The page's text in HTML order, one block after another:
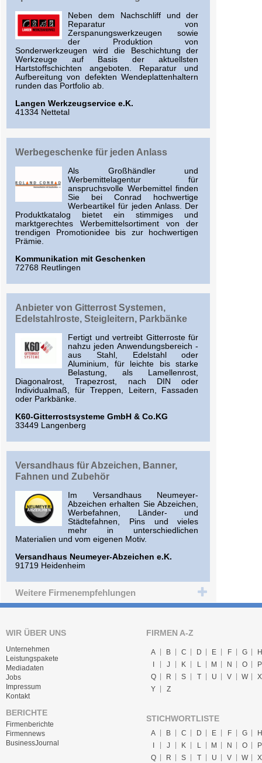
Neben dem Nachschliff und der
Reparatur von
Zerspanungswerkzeugen sowie
der Produktion von
Sonderwerkzeugen wird die Beschichtung der
Werkzeuge auf Basis der aktuellsten
Hartstoffschichten angeboten. Reparatur und
Aufbereitung von defekten Wendeplattenhaltern
runden das Portfolio ab.
Langen Werkzeugservice e.K.
41334 Nettetal
Werbegeschenke für jeden Anlass
Als Großhändler und
Werbemittelagentur für
anspruchsvolle Werbemittel finden
Sie bei Conrad hochwertige
Werbeartikel für jeden Anlass. Der
Produktkatalog bietet ein stimmiges und
marktgerechtes Werbemittelsortiment von der
trendigen Promotionidee bis zur hochwertigen
Prämie.
Kommunikation mit Geschenken
72768 Reutlingen
Anbieter von Gitterrost Systemen,
Edelstahlroste, Steigleitern, Parkbänke
Fertigt und vertreibt Gitterroste für
nahzu jeden Anwendungsbereich -
aus Stahl, Edelstahl oder
Aluminium, für leichte bis starke
Belastung, als Lamellenrost,
Diagonalrost, Trapezrost, nach DIN oder
Individualmaß, für Treppen, Leitern, Fassaden
oder Parkbänke.
K60-Gitterrostsysteme GmbH & Co.KG
33449 Langenberg
Versandhaus für Abzeichen, Banner,
Fahnen und Zubehör
Im Versandhaus Neumeyer-
Abzeichen erhalten Sie Abzeichen,
Werbefahnen, Länder- und
Städtefahnen, Pins und vieles
mehr in unterschiedlichen
Materialien und vom eigenen Motiv.
Versandhaus Neumeyer-Abzeichen e.K.
91719 Heidenheim
Weitere Firmenempfehlungen
WIR ÜBER UNS
Unternehmen
Leistungspakete
Mediadaten
Jobs
Impressum
Kontakt
BERICHTE
Firmenberichte
Firmennews
BusinessJournal
FIRMEN A-Z
A B C D E F G
H
J K L M N O
P
Q
R S T U V W
X
Y
Z
STICHWORTLISTE
A B C D E F G
H
J K L M N O
P
Q
R S T U V W
X